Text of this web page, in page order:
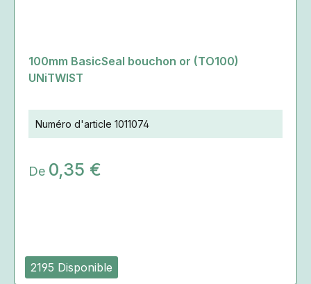
2195 Disponible
100mm BasicSeal bouchon or (TO100)
UNiTWIST
Numéro d'article 1011074
De 0,35 €